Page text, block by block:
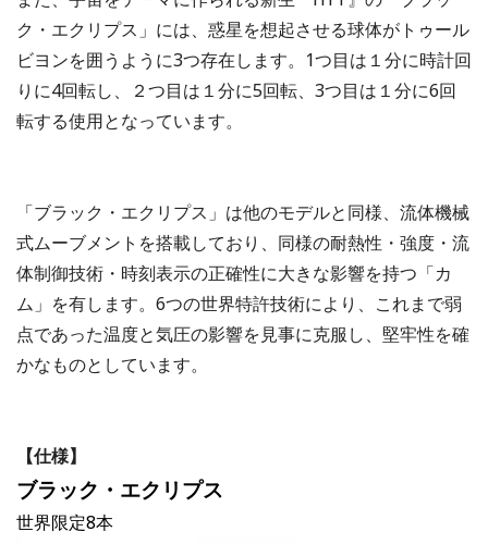
ク・エクリプス」には、惑星を想起させる球体がトゥール
ビヨンを囲うように3つ存在します。1つ目は１分に時計回
りに4回転し、２つ目は１分に5回転、3つ目は１分に6回
転する使用となっています。
「ブラック・エクリプス」は他のモデルと同様、流体機械
式ムーブメントを搭載しており、同様の耐熱性・強度・流
体制御技術・時刻表示の正確性に大きな影響を持つ「カ
ム」を有します。6つの世界特許技術により、これまで弱
点であった温度と気圧の影響を見事に克服し、堅牢性を確
かなものとしています。
【仕様】
ブラック・エクリプス
世界限定8本